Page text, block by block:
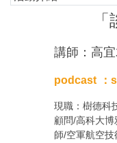
講師：高
podcast
現職：樹德科
顧問/高科大
師/空軍航空